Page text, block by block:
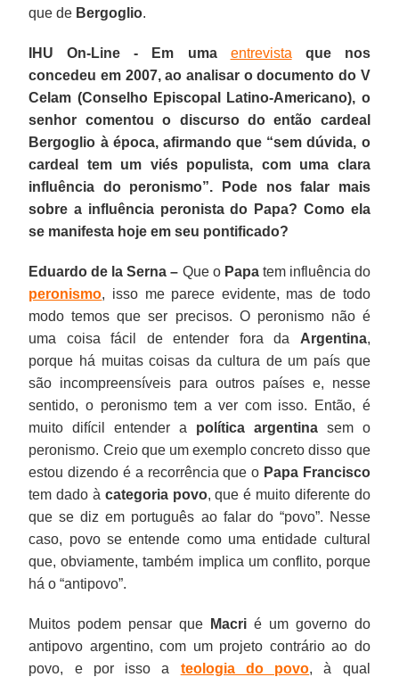
que de Bergoglio.
IHU On-Line - Em uma entrevista que nos
concedeu em 2007, ao analisar o documento do V
Celam (Conselho Episcopal Latino-Americano), o
senhor comentou o discurso do então cardeal
Bergoglio à época, afirmando que “sem dúvida, o
cardeal tem um viés populista, com uma clara
influência do peronismo”. Pode nos falar mais
sobre a influência peronista do Papa? Como ela
se manifesta hoje em seu pontificado?
Eduardo de la Serna – Que o Papatem influência do
peronismo, isso me parece evidente, mas de todo
modo temos que ser precisos. O peronismo não é
uma coisa fácil de entender fora da Argentina,
porque há muitas coisas da cultura de um país que
são incompreensíveis para outros países e, nesse
sentido, o peronismo tem a ver com isso. Então, é
muito difícil entender a política argentinasem o
peronismo. Creio que um exemplo concreto disso que
estou dizendo é a recorrência que o Papa Francisco
tem dado à categoria povo, que é muito diferente do
que se diz em português ao falar do “povo”. Nesse
caso, povo se entende como uma entidade cultural
que, obviamente, também implica um conflito, porque
há o “antipovo”.
Muitos podem pensar que Macri é um governo do
antipovo argentino, com um projeto contrário ao do
povo, e por isso a teologia do povo, à qual